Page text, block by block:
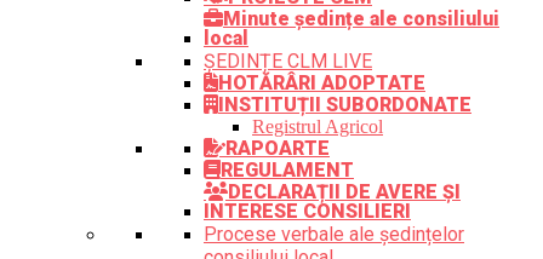
Minute ședințe ale consiliului
local
ȘEDINȚE CLM LIVE
HOTĂRÂRI ADOPTATE
INSTITUȚII SUBORDONATE
Registrul Agricol
RAPOARTE
REGULAMENT
DECLARAȚII DE AVERE ȘI
INTERESE CONSILIERI
Procese verbale ale ședințelor